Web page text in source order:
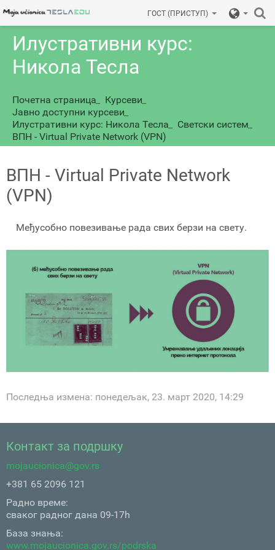
ГОСТ (ПРИСТУП)
Илустративни курс:
Никола Тесла
Почетна страница Курсеви
Јавно доступни курсеви
Илустративни курс: Никола Тесла
Светски систем
ВПН - Virtual Private Network (VPN)
ВПН - Virtual Private Network
(VPN)
Међусобно повезивање рада свих берзи на свету.
Последња измена: понедељак, 23. март 2020, 14:29
Контакт за подршку
mojaucionica@gov.rs
+381 65 2096 121
Радно време:
сваког радног дана 09-17h
База знања:
www.mojaucionica.gov.rs/podrska